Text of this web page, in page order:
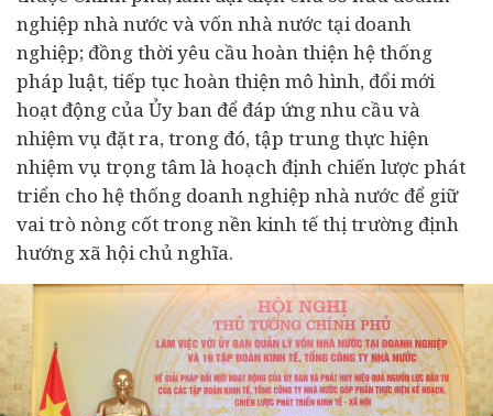
nghiệp nhà nước và vốn nhà nước tại doanh
nghiệp; đồng thời yêu cầu hoàn thiện hệ thống
pháp luật, tiếp tục hoàn thiện mô hình, đổi mới
hoạt động của Ủy ban để đáp ứng nhu cầu và
nhiệm vụ đặt ra, trong đó, tập trung thực hiện
nhiệm vụ trọng tâm là hoạch định chiến lược phát
triển cho hệ thống doanh nghiệp nhà nước để giữ
vai trò nòng cốt trong nền kinh tế thị trường định
hướng xã hội chủ nghĩa.